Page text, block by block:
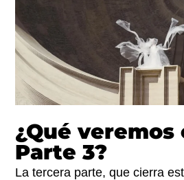
¿Qué veremos
Parte 3?
La tercera parte, que cierra